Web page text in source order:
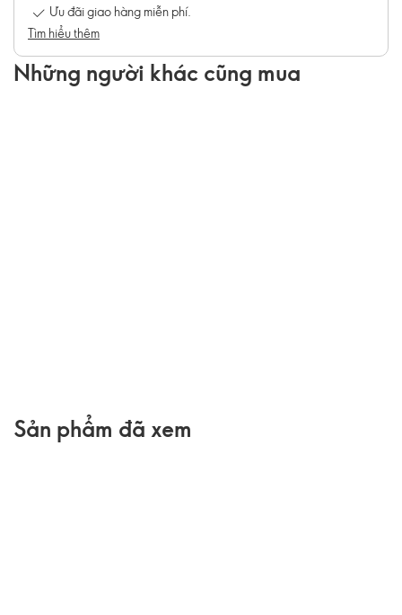
Ưu đãi giao hàng miễn phí.
Tìm hiểu thêm
Những người khác cũng mua
Sản phẩm đã xem